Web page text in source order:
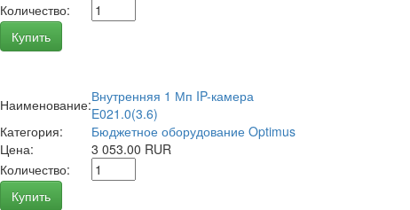
Количество:
Купить
Наименование:Внутренняя 1 Мп IP-камера
E021.0(3.6)
Категория:
Бюджетное оборудование Optimus
Цена:
3 053.00 RUR
Количество:
Купить